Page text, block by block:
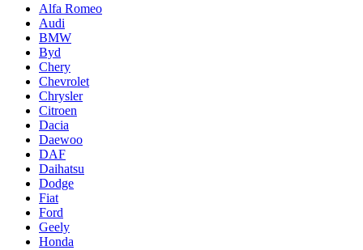
Alfa Romeo
Audi
BMW
Byd
Chery
Chevrolet
Chrysler
Citroen
Dacia
Daewoo
DAF
Daihatsu
Dodge
Fiat
Ford
Geely
Honda